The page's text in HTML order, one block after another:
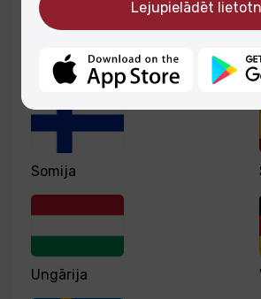
grūtības.
Pasākums tiek īstenots
Direct Latgale” centru un
Slovākija
Somija
Ungārija
Lejupielādēt